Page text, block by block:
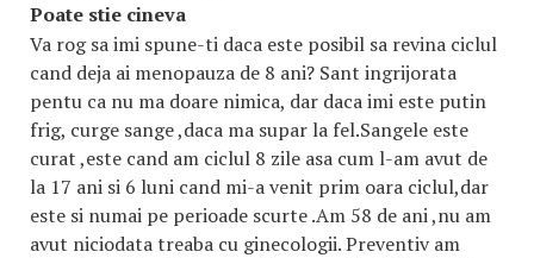
Poate stie cineva
Va rog sa imi spune-ti daca este posibil sa revina ciclul
cand deja ai menopauza de 8 ani? Sant ingrijorata
pentu ca nu ma doare nimica, dar daca imi este putin
frig, curge sange ,daca ma supar la fel.Sangele este
curat ,este cand am ciclul 8 zile asa cum l-am avut de
la 17 ani si 6 luni cand mi-a venit prim oara ciclul,dar
este si numai pe perioade scurte .Am 58 de ani ,nu am
avut niciodata treaba cu ginecologii. Preventiv am